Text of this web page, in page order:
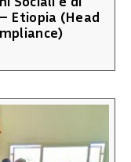
Etiopia (Head